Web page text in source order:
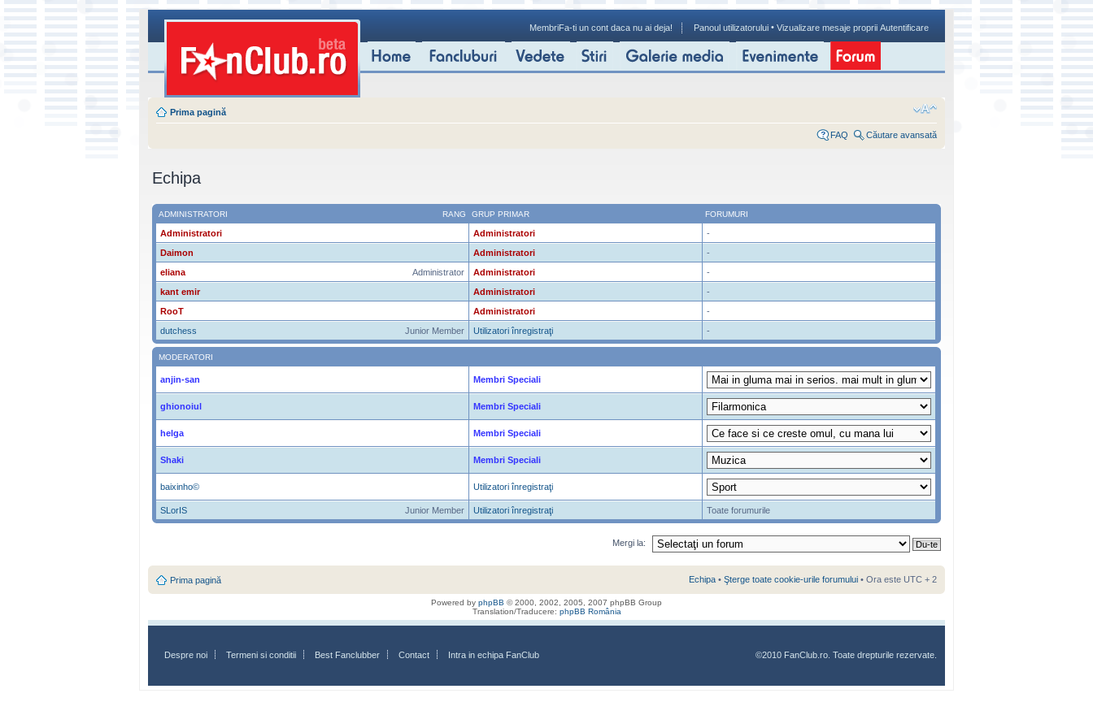
MembriFa-ti un cont daca nu ai deja! Panoul utilizatorului • Vizualizare mesaje proprii Autentificare
Prima pagină
FAQ Căutare avansată
Echipa
RANG
ADMINISTRATORI GRUP PRIMAR FORUMURI
Administratori Administratori
-
Daimon
Administratori
-
Administrator
eliana Administratori
-
kant emir
Administratori
-
RooT
Administratori
-
Junior Member
dutchess Utilizatori înregistraţi -
MODERATORI
anjin-san Membri Speciali
ghionoiul Membri Speciali
helga Membri Speciali
Shaki Membri Speciali
baixinho© Utilizatori înregistraţi
Junior Member
SLorIS Utilizatori înregistraţi Toate forumurile
Mergi la:
Prima pagină Echipa • Şterge toate cookie-urile forumului • Ora este UTC + 2
Powered by phpBB © 2000, 2002, 2005, 2007 phpBB Group
Translation/Traducere: phpBB România
Despre noi Termeni si conditii Best Fanclubber Contact Intra in echipa FanClub ©2010 FanClub.ro. Toate drepturile rezervate.